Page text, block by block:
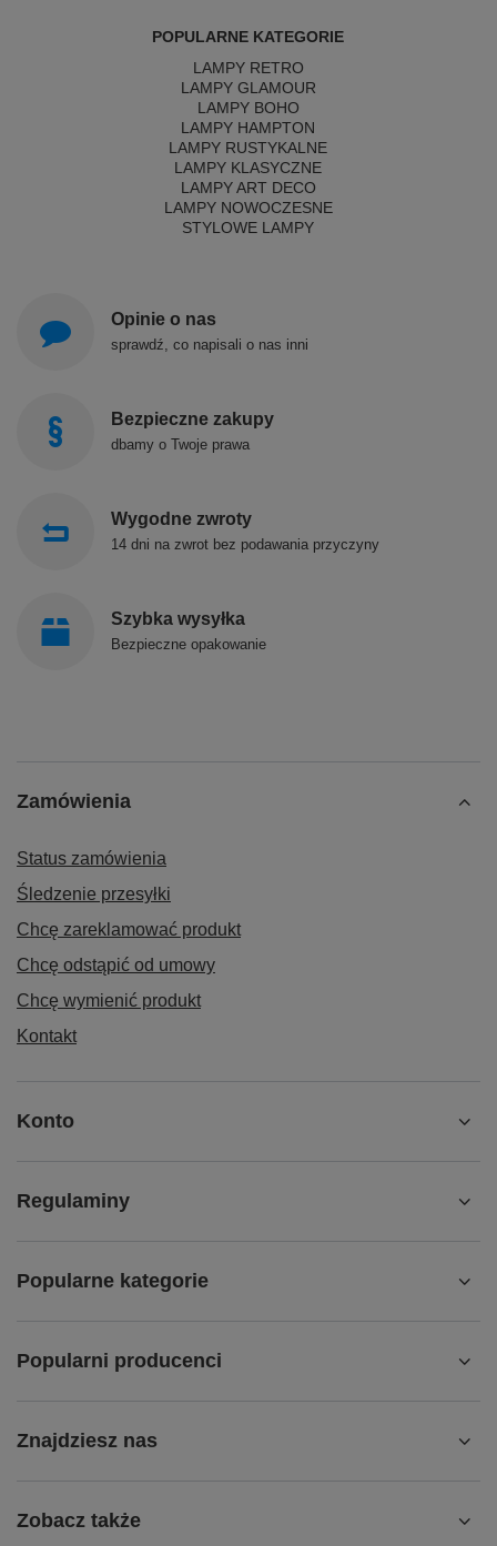
POPULARNE KATEGORIE
LAMPY RETRO
LAMPY GLAMOUR
LAMPY BOHO
LAMPY HAMPTON
LAMPY RUSTYKALNE
LAMPY KLASYCZNE
LAMPY ART DECO
LAMPY NOWOCZESNE
STYLOWE LAMPY
Opinie o nas
sprawdź, co napisali o nas inni
Bezpieczne zakupy
dbamy o Twoje prawa
Wygodne zwroty
14 dni na zwrot bez podawania przyczyny
Szybka wysyłka
Bezpieczne opakowanie
Zamówienia
Status zamówienia
Śledzenie przesyłki
Chcę zareklamować produkt
Chcę odstąpić od umowy
Chcę wymienić produkt
Kontakt
Konto
Regulaminy
Popularne kategorie
Popularni producenci
Znajdziesz nas
Zobacz także